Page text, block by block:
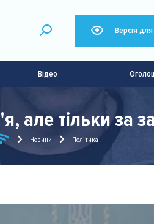
Версія
Відео
але тільки
Новини Політика